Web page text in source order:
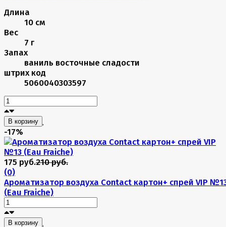
Длина
10 см
Вес
7 г
Запах
ваниль восточные сладости
штрих код
5060040303597
В корзину
-17%
175 руб.210 руб.
(0)
Ароматизатор воздуха Contact картон+ спрей VIP
(Eau Fraiche)
В корзину